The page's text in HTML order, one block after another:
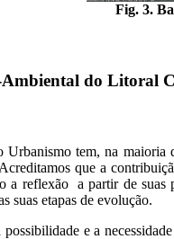
Fig. 3.
do Litoral
tem, na maioria
que a
a reflexão a partir de
suas etapas de evolução.
possibilidade e a